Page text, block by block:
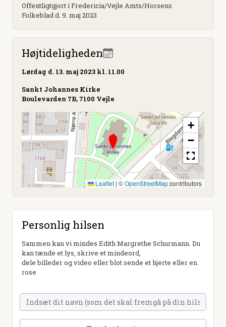
Offentligtgjort i Fredericia/Vejle Amts/Horsens
Folkeblad d. 9. maj 2023
Højtideligheden
Lørdag d. 13. maj 2023 kl. 11.00
Sankt Johannes Kirke
Boulevarden 7B, 7100 Vejle
+
−
Leaflet | ©OpenStreetMapcontributors
Personlig hilsen
Sammen kan vi mindes Edith Margrethe Schurmann. Du
kan tænde et lys, skrive et mindeord,
dele billeder og video eller blot sende et hjerte eller en
rose